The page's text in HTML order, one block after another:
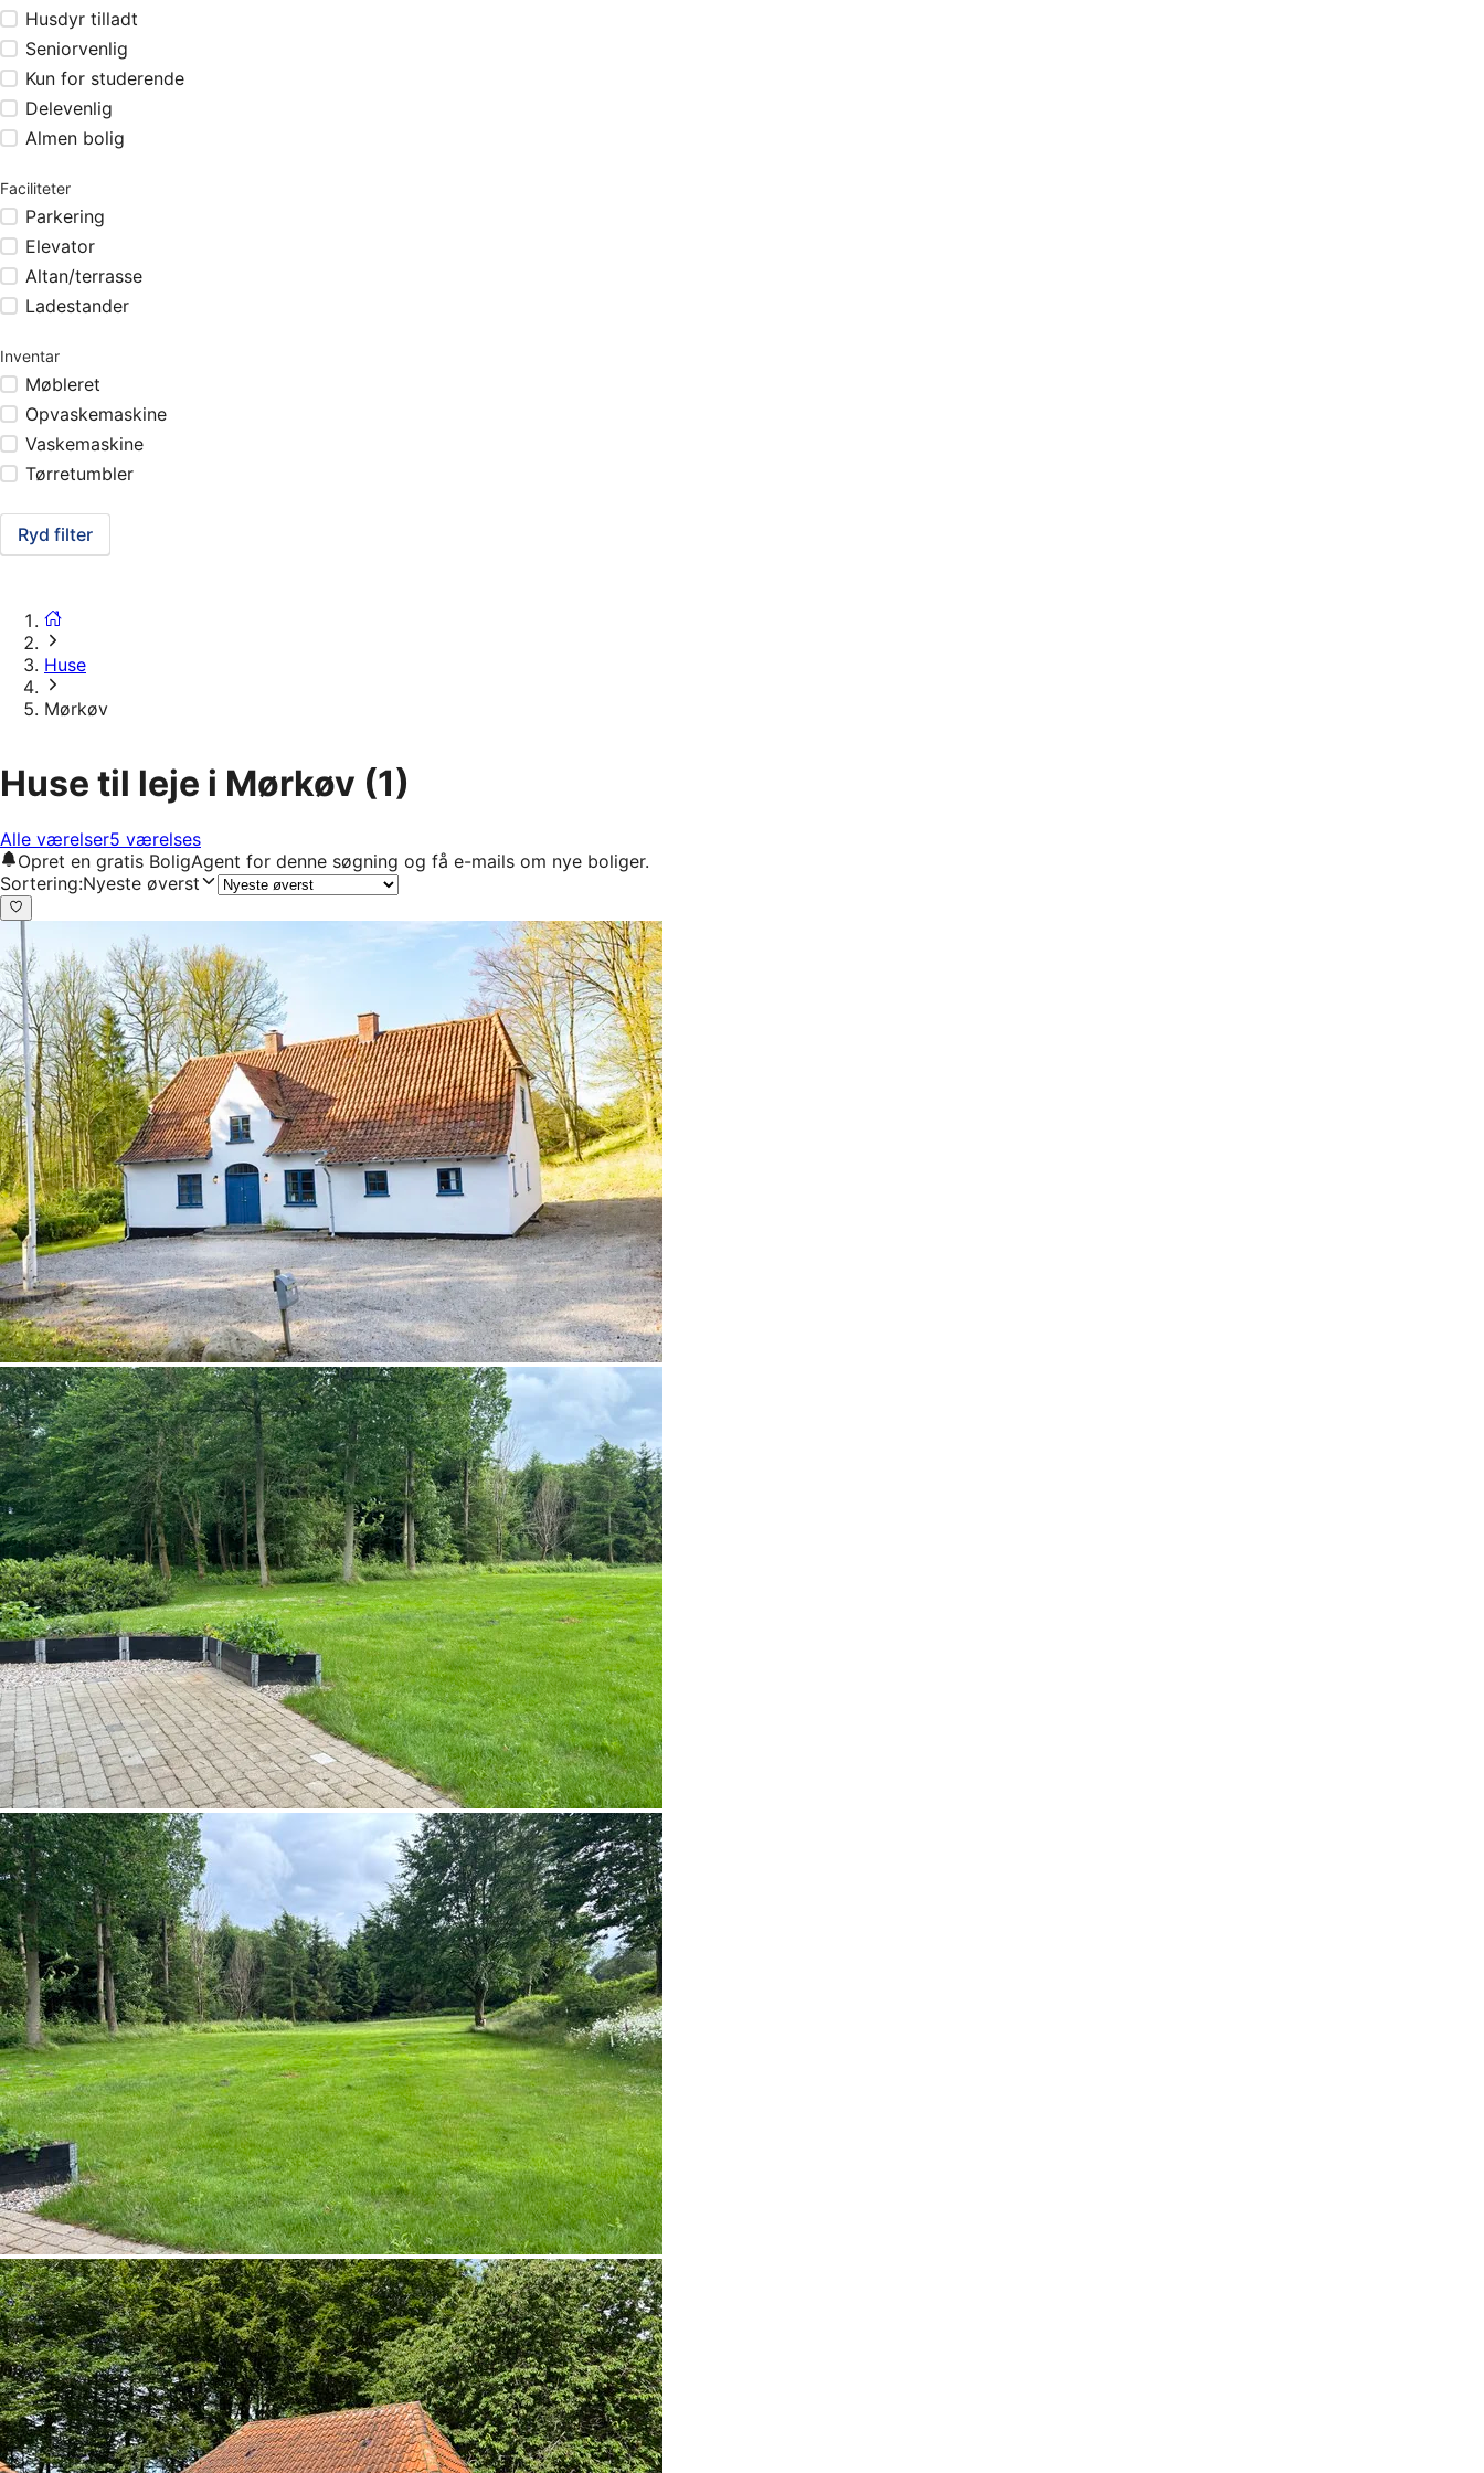
Husdyr tilladt
Seniorvenlig
Kun for studerende
Delevenlig
Almen bolig
Faciliteter
Parkering
Elevator
Altan/terrasse
Ladestander
Inventar
Møbleret
Opvaskemaskine
Vaskemaskine
Tørretumbler
Ryd filter
Huse
Mørkøv
Huse til leje i Mørkøv (1)
Alle værelser5 værelses
Opret en gratis BoligAgent for denne søgning og få e-mails om nye boliger.
Sortering:Nyeste øverst